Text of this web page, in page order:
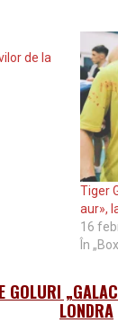
de la
Tiger
aur»,
16
În
GOLURI
LONDRA